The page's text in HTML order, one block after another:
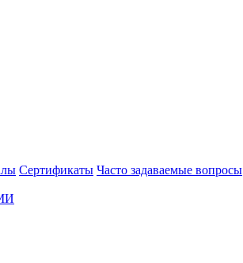
Сертификаты Часто задаваемые вопросы